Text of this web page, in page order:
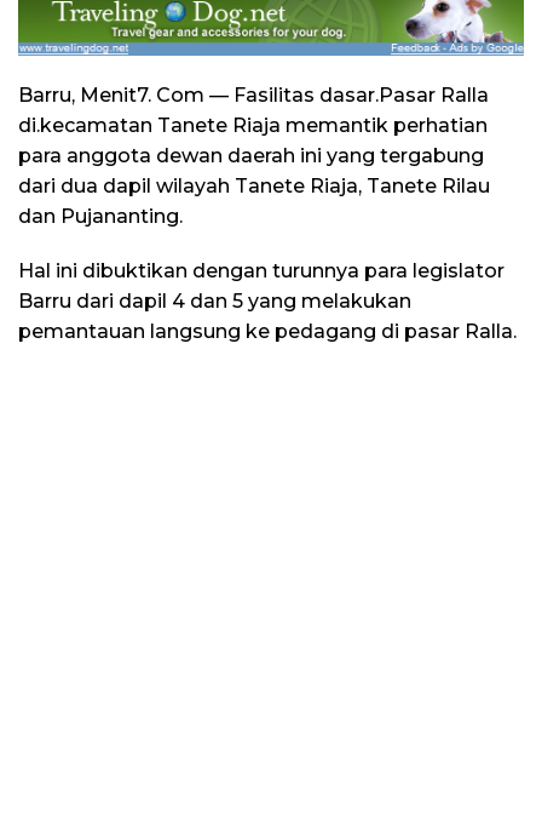
Barru, Menit7. Com — Fasilitas dasar.Pasar Ralla
di.kecamatan Tanete Riaja memantik perhatian
para anggota dewan daerah ini yang tergabung
dari dua dapil wilayah Tanete Riaja, Tanete Rilau
dan Pujananting.
Hal ini dibuktikan dengan turunnya para legislator
Barru dari dapil 4 dan 5 yang melakukan
pemantauan langsung ke pedagang di pasar Ralla.